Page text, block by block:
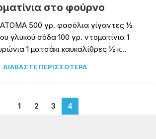
στο φούρνο
ΑΤΟΜΑ 500 γρ. φασόλια γίγαντες ½
γλυκού σόδα 100 γρ. ντοματίνια 1
1 ματσάκι καυκαλίθρες ½ κ...
ΔΙΑΒΆΣΤΕ ΠΕΡΙΣΣΌΤΕΡΑ
1 2 3 4